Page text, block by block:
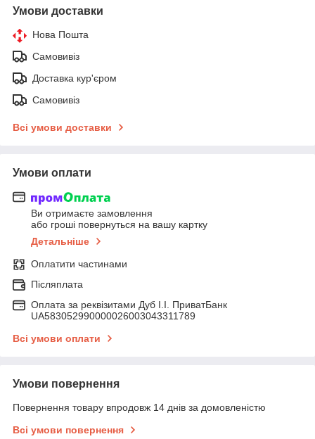
Умови доставки
Нова Пошта
Самовивіз
Доставка кур'єром
Самовивіз
Всі умови доставки
Умови оплати
Ви отримаєте замовлення
або гроші повернуться на вашу картку
Детальніше
Оплатити частинами
Післяплата
Оплата за реквізитами Дуб І.І. ПриватБанк
UA583052990000026003043311789
Всі умови оплати
Умови повернення
Повернення товару впродовж 14 днів за домовленістю
Всі умови повернення